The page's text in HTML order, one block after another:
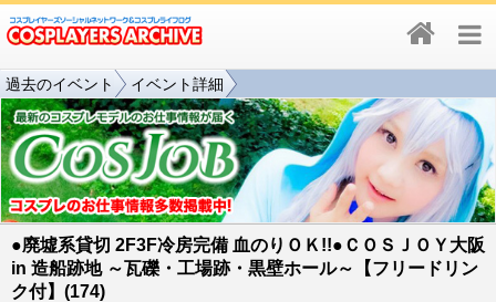
過去のイベント イベント詳細
●廃墟系貸切 2F3F冷房完備 血のりＯＫ!!●ＣＯＳＪＯＹ大阪
in 造船跡地 ～瓦礫・工場跡・黒壁ホール～【フリードリン
ク付】(174)